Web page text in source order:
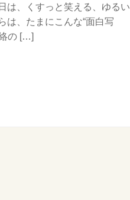
は、くすっと笑える、ゆるい
は、たまにこんな“面白写
の […]